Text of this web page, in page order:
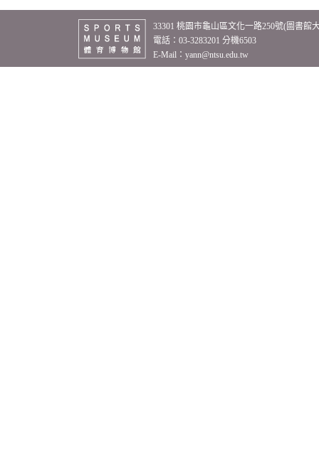
33301 桃園市龜山區文化一路250號(圖書館
電話：03-3283201 分機6503
E-Mail： yann@ntsu.edu.tw